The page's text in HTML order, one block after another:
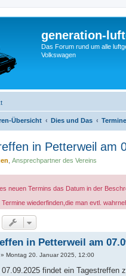
generation-
Das Forum rund um alle
Volkswagen
Übersicht Dies und Das Termine
in Petterweil am
Ansprechpartner des Vereins
neuen Termins das Datum in der
wiederfinden,die man evtl.
in Petterweil am
Montag 20. Januar 2025, 12:00
findet ein Tagestreffen